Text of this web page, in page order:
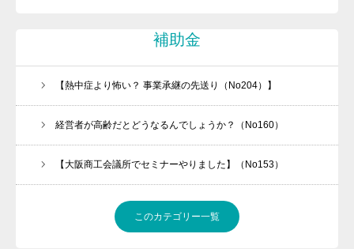
補助金
【熱中症より怖い？ 事業承継の先送り（No204）】
経営者が高齢だとどうなるんでしょうか？（No160）
【大阪商工会議所でセミナーやりました】（No153）
このカテゴリー一覧